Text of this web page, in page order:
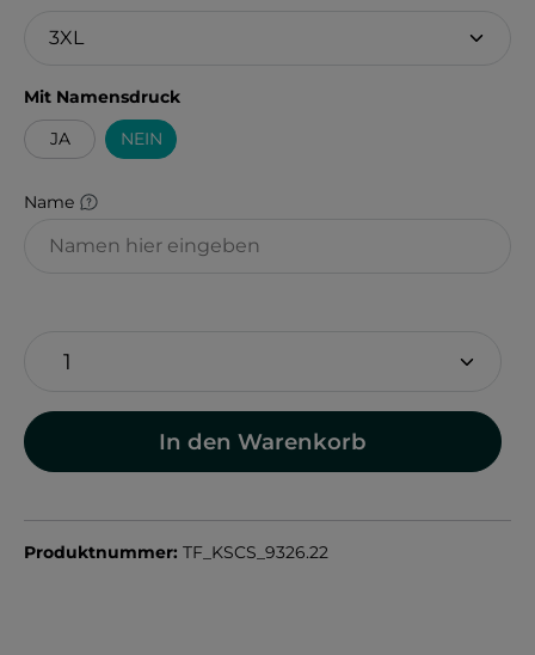
Mit Namensdruckauswählen
JA
NEIN
Name
In den Warenkorb
Produktnummer: TF_KSCS_9326.22